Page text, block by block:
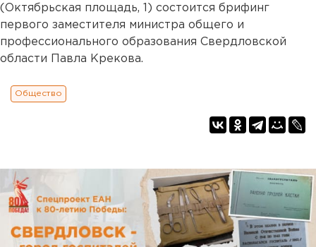
(Октябрьская площадь, 1) состоится брифинг
первого заместителя министра общего и
профессионального образования Свердловской
области Павла Крекова.
Общество